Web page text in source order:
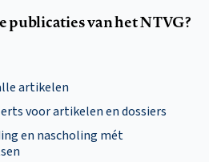
publicaties van het NTVG?
artikelen
voor artikelen en dossiers
en nascholing mét